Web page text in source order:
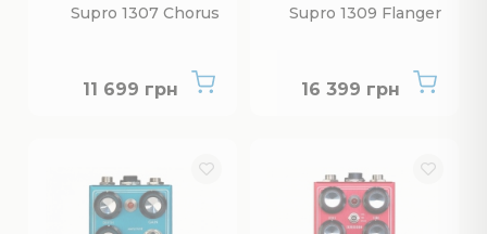
Supro 1307 Chorus
11 699 грн
Немає в наявності
Supro 1309 Flanger
16 399 грн
Немає в